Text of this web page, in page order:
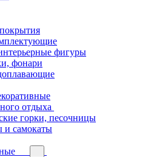
фигуры
фонари
отдыха
горки, песочницы
и самокаты